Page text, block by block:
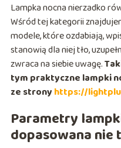
Lampka nocna nierzadko
Wśród tej kategorii
modele, które ozdabiają,
stanowią dla niej tło,
zwraca na siebie uwagę.
tym praktyczne lampki
ze strony https://
Parametry
dopasowana